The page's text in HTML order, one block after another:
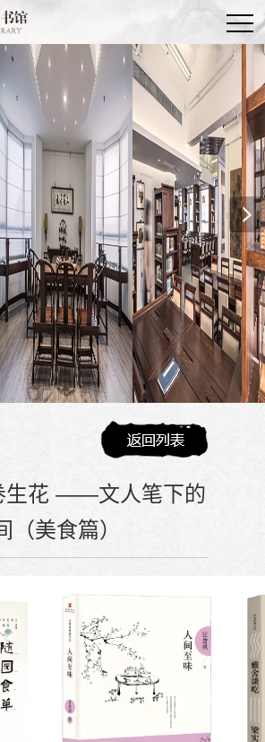
生花 ——文人笔下的
（美食篇）